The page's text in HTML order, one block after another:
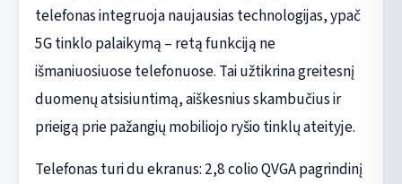
telefonas integruoja naujausias technologijas, ypač
5G tinklo palaikymą – retą funkciją ne
išmaniuosiuose telefonuose. Tai užtikrina greitesnį
duomenų atsisiuntimą, aiškesnius skambučius ir
prieigą prie pažangių mobiliojo ryšio tinklų ateityje.
Telefonas turi du ekranus: 2,8 colio QVGA pagrindinį